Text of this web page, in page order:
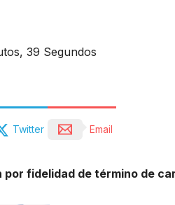
39 Segundos
Twitter Email
fidelidad de término de